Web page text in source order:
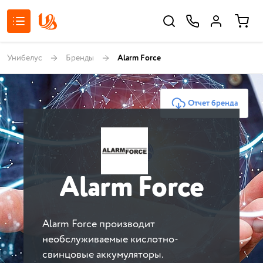
Унибелус Бренды Alarm Force
Отчет бренда
Alarm Force
Alarm Force производит
необслуживаемые кислотно-
свинцовые аккумуляторы.